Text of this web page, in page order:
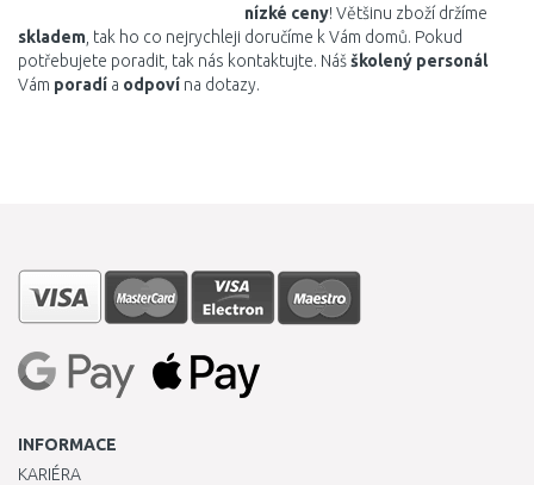
nízké ceny! Většinu zboží držíme
skladem , tak ho co nejrychleji doručíme k Vám domů. Pokud
potřebujete poradit, tak nás kontaktujte. Nášškolený personál
Vám poradí a odpoví na dotazy.
INFORMACE
KARIÉRA